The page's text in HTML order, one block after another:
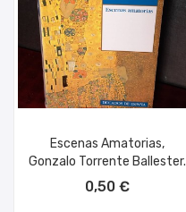
Escenas Amatorias,
Gonzalo Torrente Ballester.
0,50 €